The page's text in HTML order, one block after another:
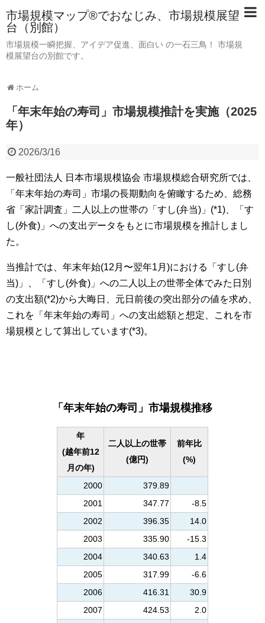
市場規模マップ®でおなじみ、市場規模展望
台（別館）
市場規模一瞬把握、アイデア促進、面白い の一石三鳥！ 市場規
模展望台の別館です。
ホーム
「年末年始の寿司」市場規模推計を実施（2025
年）
2026/3/16
一般社団法人 日本市場規模協会 市場規模総合研究所では、
「年末年始の寿司」市場の長期動向を俯瞰するため、総務
省「家計調査」二人以上の世帯の「すし(弁当)」(*1)、「す
し(外食)」への支出データをもとに市場規模を推計しまし
た。
当推計では、年末年始(12月〜翌年1月)における「すし(弁
当)」、「すし(外食)」への二人以上の世帯全体でみた日別
の支出額(*2)から大晦日、元日前後の突出部分の値を求め、
これを「年末年始の寿司」への支出総額と想定、これを市
場規模として算出しています(*3)。
「年末年始の寿司」市場規模推移
年
(越年前12
月の年)
二人以上の世帯
(億円)
前年比
(%)
2000
379.89
2001
347.77
-8.5
2002
396.35
14.0
2003
335.90
-15.3
2004
340.63
1.4
2005
317.99
-6.6
2006
416.31
30.9
2007
424.53
2.0